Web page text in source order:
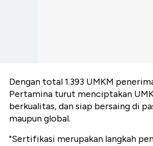
Dengan total 1.393 UMKM
Pertamina turut menciptakan
berkualitas, dan siap bersaing di
maupun global.
"Sertifikasi merupakan langkah